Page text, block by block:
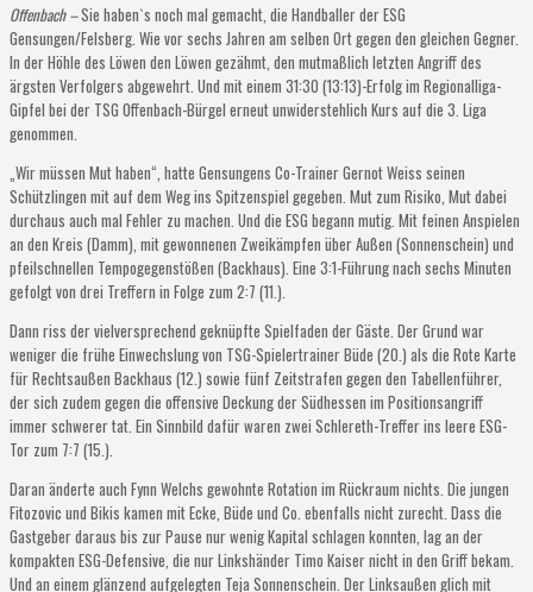
Offenbach –Sie haben`s noch mal gemacht, die Handballer der ESG
Gensungen/Felsberg. Wie vor sechs Jahren am selben Ort gegen den gleichen Gegner.
In der Höhle des Löwen den Löwen gezähmt, den mutmaßlich letzten Angriff des
ärgsten Verfolgers abgewehrt. Und mit einem 31:30 (13:13)-Erfolg im Regionalliga-
Gipfel bei der TSG Offenbach-Bürgel erneut unwiderstehlich Kurs auf die 3. Liga
genommen.
„Wir müssen Mut haben“, hatte Gensungens Co-Trainer Gernot Weiss seinen
Schützlingen mit auf dem Weg ins Spitzenspiel gegeben. Mut zum Risiko, Mut dabei
durchaus auch mal Fehler zu machen. Und die ESG begann mutig. Mit feinen Anspielen
an den Kreis (Damm), mit gewonnenen Zweikämpfen über Außen (Sonnenschein) und
pfeilschnellen Tempogegenstößen (Backhaus). Eine 3:1-Führung nach sechs Minuten
gefolgt von drei Treffern in Folge zum 2:7 (11.).
Dann riss der vielversprechend geknüpfte Spielfaden der Gäste. Der Grund war
weniger die frühe Einwechslung von TSG-Spielertrainer Büde (20.) als die Rote Karte
für Rechtsaußen Backhaus (12.) sowie fünf Zeitstrafen gegen den Tabellenführer,
der sich zudem gegen die offensive Deckung der Südhessen im Positionsangriff
immer schwerer tat. Ein Sinnbild dafür waren zwei Schlereth-Treffer ins leere ESG-
Tor zum 7:7 (15.).
Daran änderte auch Fynn Welchs gewohnte Rotation im Rückraum nichts. Die jungen
Fitozovic und Bikis kamen mit Ecke, Büde und Co. ebenfalls nicht zurecht. Dass die
Gastgeber daraus bis zur Pause nur wenig Kapital schlagen konnten, lag an der
kompakten ESG-Defensive, die nur Linkshänder Timo Kaiser nicht in den Griff bekam.
Und an einem glänzend aufgelegten Teja Sonnenschein. Der Linksaußen glich mit